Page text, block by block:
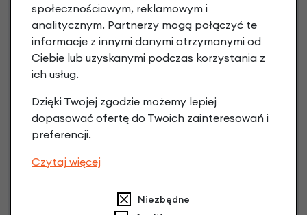
Raty 0%
3 miesiące nie płacisz
Poznaj szczegóły
Niniejsza propozycja nie stanowi oferty w rozumieniu art.
66 Kodeksu Cywilnego. Ostateczna decyzja o warunkach
społecznościowym, reklamowym i
analitycznym. Partnerzy mogą połączyć te
informacje z innymi danymi otrzymanymi od
Ciebie lub uzyskanymi podczas korzystania z
ich usług.
Dzięki Twojej zgodzie możemy lepiej
dopasować ofertę do Twoich zainteresowań i
preferencji.
Czytaj więcej
Niezbędne